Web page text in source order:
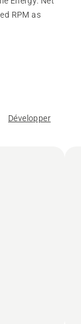
RPM as
Développer